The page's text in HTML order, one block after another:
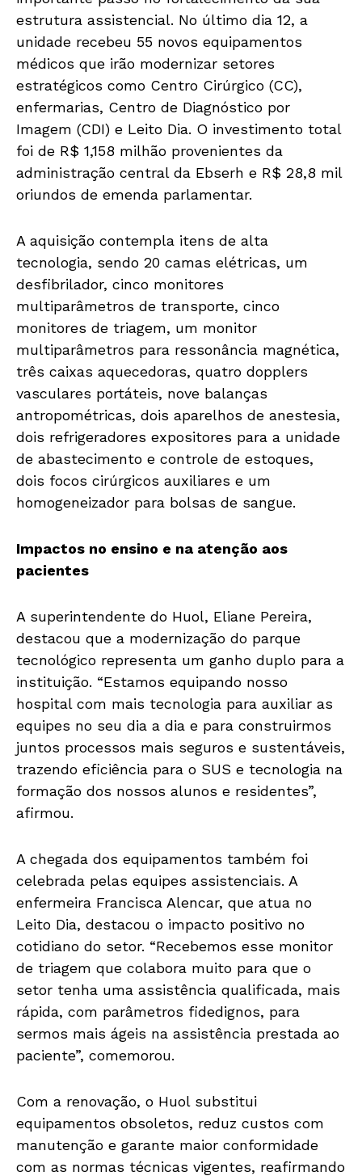
estrutura assistencial. No último dia 12, a
unidade recebeu 55 novos equipamentos
médicos que irão modernizar setores
estratégicos como Centro Cirúrgico (CC),
enfermarias, Centro de Diagnóstico por
Imagem (CDI) e Leito Dia. O investimento total
foi de R$ 1,158 milhão provenientes da
administração central da Ebserh e R$ 28,8 mil
oriundos de emenda parlamentar.
A aquisição contempla itens de alta
tecnologia, sendo 20 camas elétricas, um
desfibrilador, cinco monitores
multiparâmetros de transporte, cinco
monitores de triagem, um monitor
multiparâmetros para ressonância magnética,
três caixas aquecedoras, quatro dopplers
vasculares portáteis, nove balanças
antropométricas, dois aparelhos de anestesia,
dois refrigeradores expositores para a unidade
de abastecimento e controle de estoques,
dois focos cirúrgicos auxiliares e um
homogeneizador para bolsas de sangue.
Impactos no ensino e na atenção aos
pacientes
A superintendente do Huol, Eliane Pereira,
destacou que a modernização do parque
tecnológico representa um ganho duplo para a
instituição. “Estamos equipando nosso
hospital com mais tecnologia para auxiliar as
equipes no seu dia a dia e para construirmos
juntos processos mais seguros e sustentáveis,
trazendo eficiência para o SUS e tecnologia na
formação dos nossos alunos e residentes”,
afirmou.
A chegada dos equipamentos também foi
celebrada pelas equipes assistenciais. A
enfermeira Francisca Alencar, que atua no
Leito Dia, destacou o impacto positivo no
cotidiano do setor. “Recebemos esse monitor
de triagem que colabora muito para que o
setor tenha uma assistência qualificada, mais
rápida, com parâmetros fidedignos, para
sermos mais ágeis na assistência prestada ao
paciente”, comemorou.
Com a renovação, o Huol substitui
equipamentos obsoletos, reduz custos com
manutenção e garante maior conformidade
com as normas técnicas vigentes, reafirmando